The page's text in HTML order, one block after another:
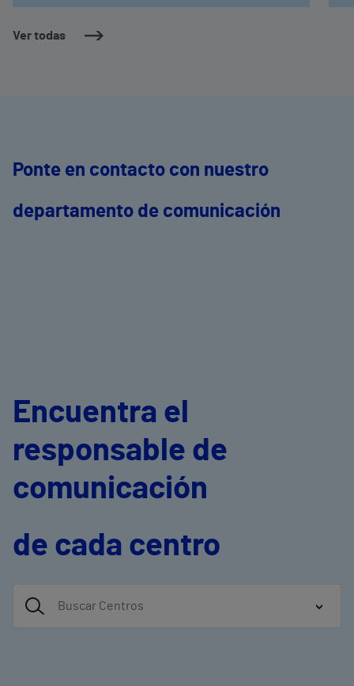
Ver todas
Ponte en contacto con nuestro
departamento de comunicación
Encuentra el
responsable de
comunicación
de cada centro